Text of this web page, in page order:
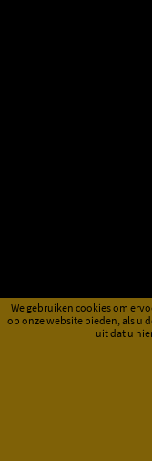
We gebruiken cookies om
op onze website bieden, als u
uit dat u